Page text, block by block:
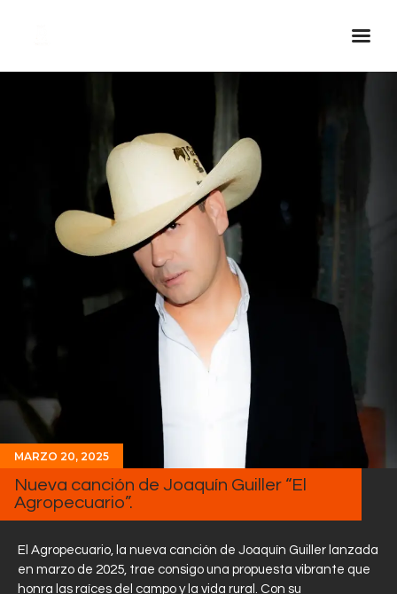
Inicio Real FM
Streaming
En Vivo
Descarga La APP
Programas
Noticias
Sobre Nosotros
MARZO 20, 2025
Nueva canción de Joaquín Guiller “El
Agropecuario”.
El Agropecuario, la nueva canción de Joaquín Guiller lanzada
en marzo de 2025, trae consigo una propuesta vibrante que
honra las raíces del campo y la vida rural. Con su